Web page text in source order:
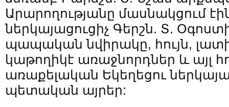
Արարողությանը մասնակցում
ներկայացուցիչ Գերշն. Տ.
պապական նվիրակը, հույն,
կաթողիկէ առաջնորդներ և այլ
առաքելական Եկեղեցու
պետական այրեր: